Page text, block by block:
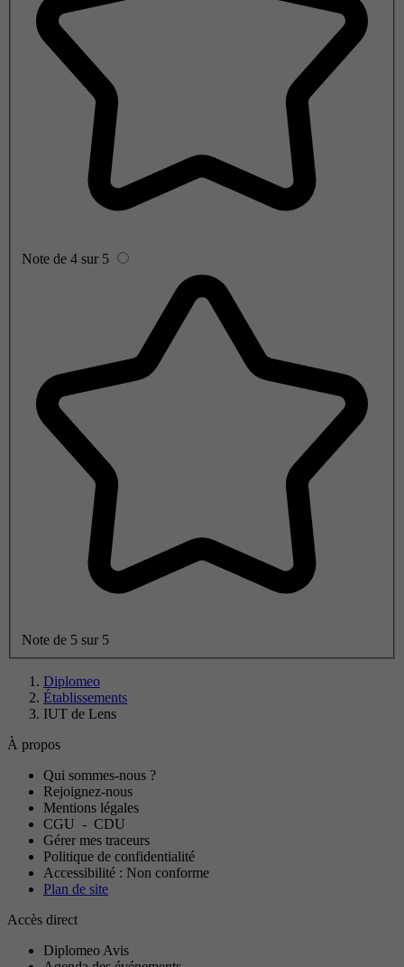
Note de 4 sur 5
Note de 5 sur 5
Diplomeo
Établissements
IUT de Lens
À propos
Qui sommes-nous ?
Rejoignez-nous
Mentions légales
CGU - CDU
Gérer mes traceurs
Politique de confidentialité
Accessibilité : Non conforme
Plan de site
Accès direct
Diplomeo Avis